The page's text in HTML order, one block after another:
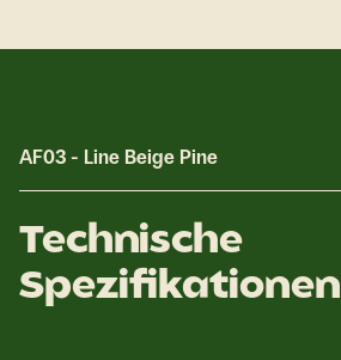
AF03 - Line Beige Pine
Technische
Spezifikationen